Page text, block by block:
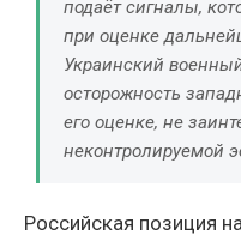
подаёт сигналы,
при оценке
Украинский
осторожность
его оценке, не
неконтролируемой
Российская позиция